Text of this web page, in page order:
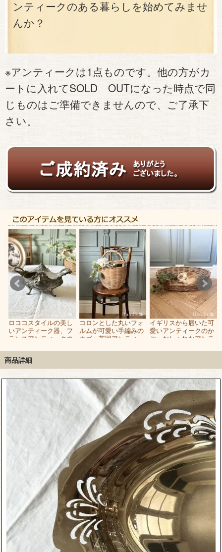
ンティークのある暮らしを始めてみませ
んか？
※アンティークは1点ものです。他の方がカ
ートに入れてSOLD OUTになった時点で同
じものはご準備できませんので、ご了承下
さい。
ロココスタイルの美し
いアンティーク器、フ
ランスアンティークの
コロンとした丸いフォ
ルムが可愛い手編みの
カゴ、英国アンティー
ット
イギリスから届いた可
愛いアンティークのか
ご、おしゃれなアンテ
ット
商品詳細